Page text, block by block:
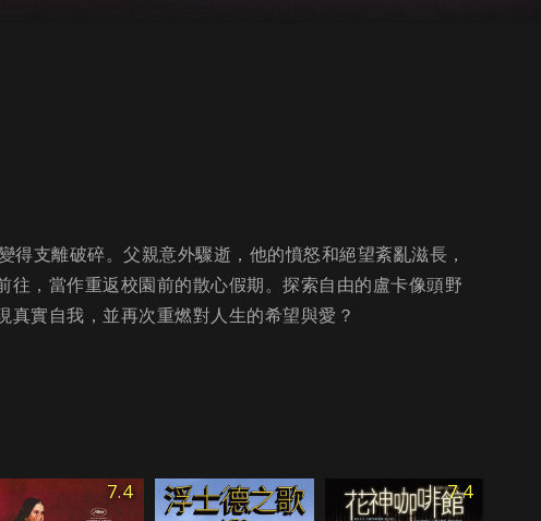
支離破碎。父親意外驟逝，他的憤怒和絕望紊亂滋長，
，當作重返校園前的散心假期。探索自由的盧卡像頭野
實自我，並再次重燃對人生的希望與愛？
7.4 7.4